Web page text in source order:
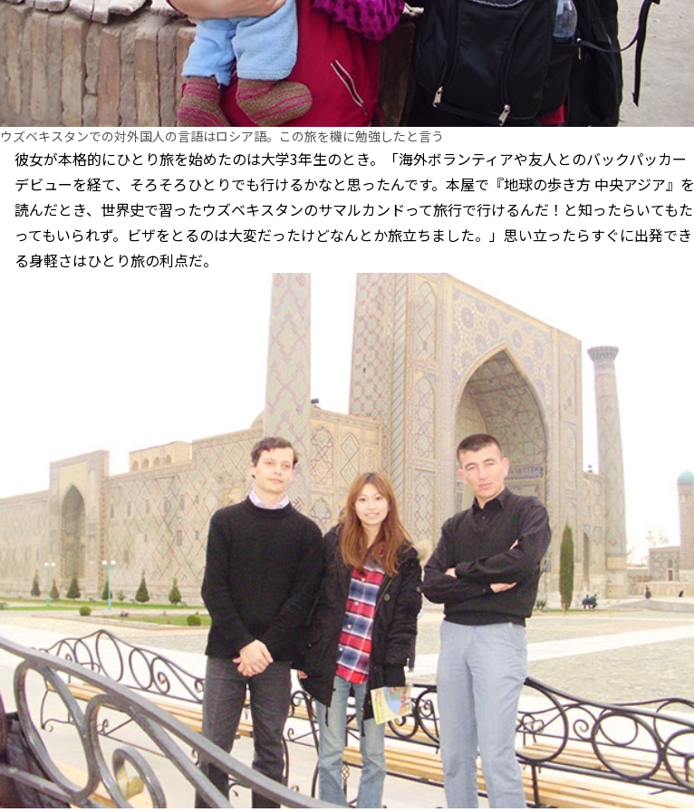
ウズベキスタンでの対外国人の言語はロシア語。この旅を機に勉強したと言う
彼女が本格的にひとり旅を始めたのは大学3年生のとき。「海外ボランティアや友人とのバックパッカー
デビューを経て、そろそろひとりでも行けるかなと思ったんです。本屋で『地球の歩き方 中央アジア』を
読んだとき、世界史で習ったウズベキスタンのサマルカンドって旅行で行けるんだ！と知ったらいてもた
ってもいられず。ビザをとるのは大変だったけどなんとか旅立ちました。」思い立ったらすぐに出発でき
る身軽さはひとり旅の利点だ。